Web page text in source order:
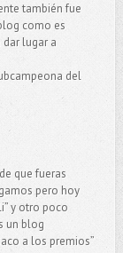
también fue
como es
lugar a
del
que fueras
pero hoy
y otro poco
un blog
a los premios”